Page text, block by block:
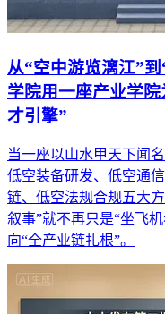
从“空中游览漓江”
学院用一座产业学
才引擎”
当一座以山水甲天下闻
低空装备研发、低空通
链、低空法规合规五大
叙事”就不再只是“坐飞
向“全产业链扎根”。